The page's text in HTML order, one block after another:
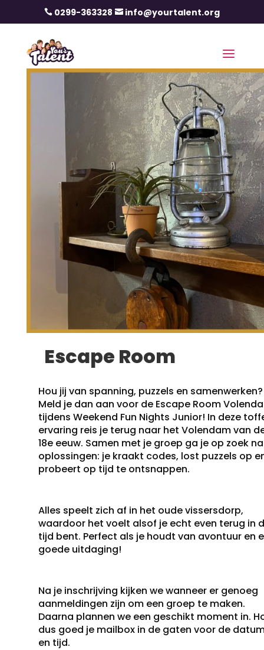
 0299-363328  info@yourtalent.org
Escape Room
Hou jij van spanning, puzzels en samenwerken?
Meld je dan aan voor de Escape Room
tijdens Weekend Fun Nights Junior! In deze
ervaring reis je terug naar het Volendam van
18e eeuw. Samen met je groep ga je op zoek
oplossingen: je kraakt codes, lost puzzels op
probeert op tijd te ontsnappen.
Alles speelt zich af in het oude vissersdorp,
waardoor het voelt alsof je echt even terug in
tijd bent. Perfect als je houdt van avontuur en
goede uitdaging!
Na je inschrijving kijken we wanneer er genoeg
aanmeldingen zijn om een groep te maken.
Daarna plannen we een geschikt moment in.
dus goed je mailbox in de gaten voor de
en tijd.